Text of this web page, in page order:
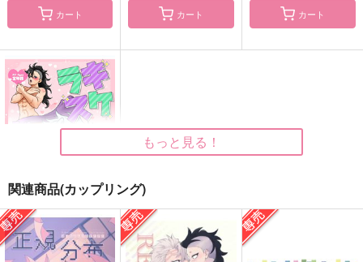
そうやっていつも
ひよこスクリーム
944円（税込）
冨岡義勇×不死川実弥
作品詳細
煉獄杏寿郎×不死川実弥
カート カート カート
ラキスケドリーム
弥栄
もっと見る！
関連商品(カップリング)